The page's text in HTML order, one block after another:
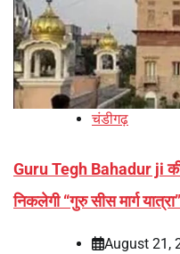
चंडीगढ़
Guru Tegh Bahadur ji
निकलेगी “गुरु सीस मार्ग यात्रा”
August 21,